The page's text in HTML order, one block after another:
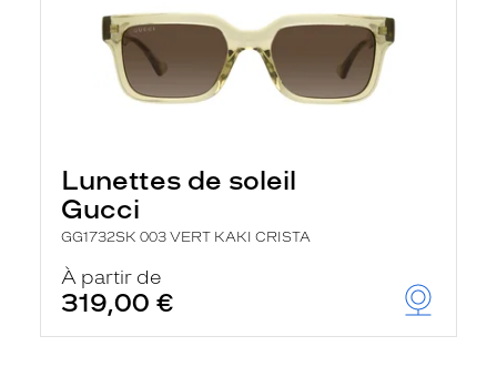
Lunettes de soleil
Gucci
GG1732SK 003 VERT KAKI CRISTA
À partir de
319,00 €